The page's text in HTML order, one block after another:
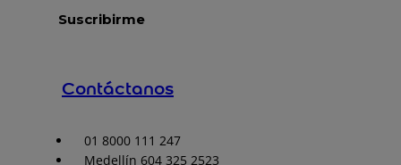
Contáctanos
01 8000 111 247
Medellín 604 325 2523